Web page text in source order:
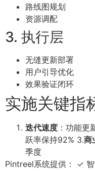
路线图规划
资源调配
3. 执行层
无缝更新部署
用户引导优化
效果验证闭环
实施关键指
迭代速度 ：功能更
跃率保持92% 3.商
季度
Pintreel系统提供： ✓